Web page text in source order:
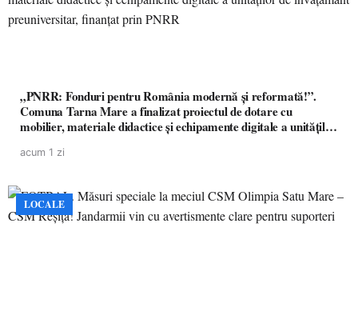
„PNRR: Fonduri pentru România modernă și reformată!”.
Comuna Tarna Mare a finalizat proiectul de dotare cu
mobilier, materiale didactice și echipamente digitale a unităților
acum 1 zi
LOCALE